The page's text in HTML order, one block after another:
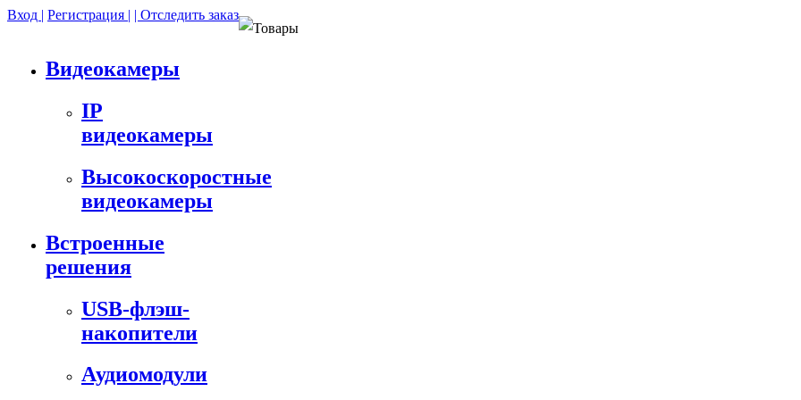
Вход | Регистрация | | Отследить заказ
Товары
Видеокамеры
IP
видеокамеры
Высокоскоростные
видеокамеры
Встроенные
решения
USB-флэш-
накопители
Аудиомодули